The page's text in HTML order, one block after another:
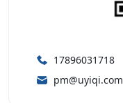
17896031718
pm@uyiqi.com